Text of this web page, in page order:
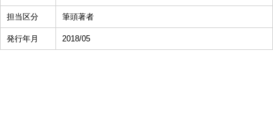
担当区分 筆頭著者
発行年月 2018/05